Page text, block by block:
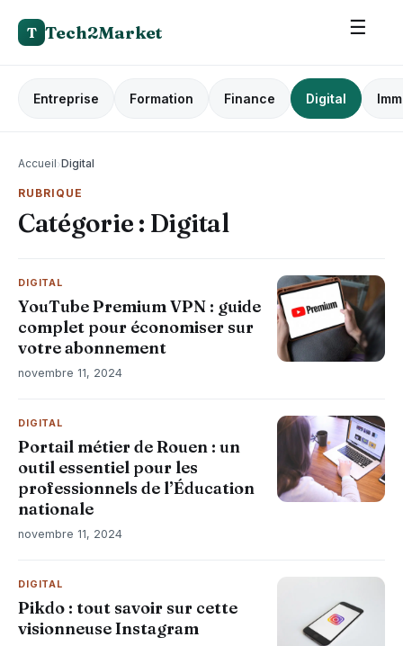
T Tech2Market ☰
Entreprise Formation Finance Digital
Accueil›Digital
RUBRIQUE
Catégorie : Digital
DIGITAL
YouTube Premium VPN : guide
complet pour économiser sur
votre abonnement
novembre 11, 2024
DIGITAL
Portail métier de Rouen : un
outil essentiel pour les
professionnels de l’Éducation
nationale
novembre 11, 2024
DIGITAL
Pikdo : tout savoir sur cette
visionneuse Instagram